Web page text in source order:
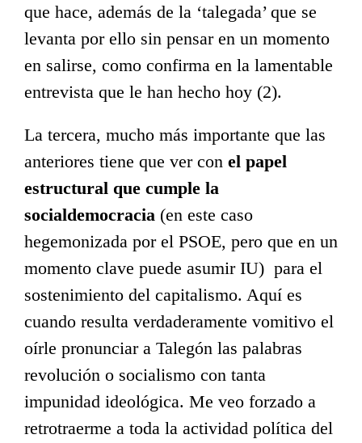
que hace, además de la ‘talegada’ que se
levanta por ello sin pensar en un momento
en salirse, como confirma en la lamentable
entrevista que le han hecho hoy (2).
La tercera, mucho más importante que las
anteriores tiene que ver con el papel
estructural que cumple la
socialdemocracia (en este caso
hegemonizada por el PSOE, pero que en un
momento clave puede asumir IU) para el
sostenimiento del capitalismo. Aquí es
cuando resulta verdaderamente vomitivo el
oírle pronunciar a Talegón las palabras
revolución o socialismo con tanta
impunidad ideológica. Me veo forzado a
retrotraerme a toda la actividad política del